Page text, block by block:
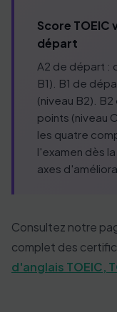
Score TOEIC
départ
A2 de départ :
B1). B1 de
(niveau B2).
points (niveau
les quatre
l'examen dès
axes
Consultez notre
complet des
d'anglais TOEIC,